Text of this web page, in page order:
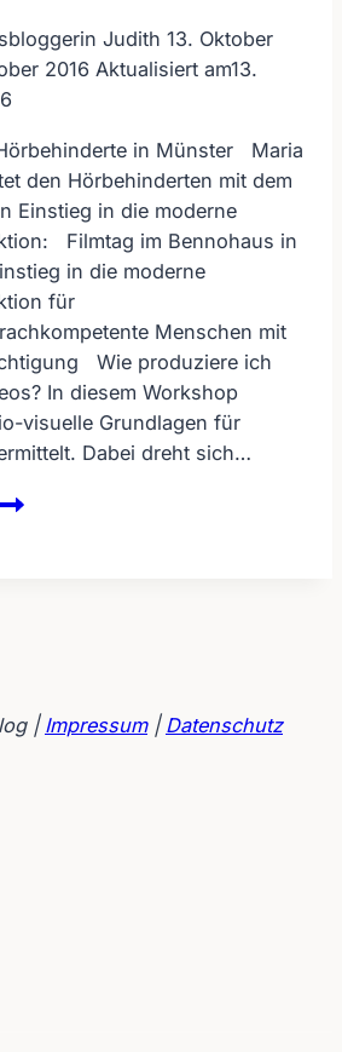
Judith 13. Oktober
2016 Aktualisiert am13.
in Münster Maria
den Hörbehinderten mit dem
Einstieg in die moderne
Filmtag im Bennohaus in
in die moderne
für
Menschen mit
Wie produziere ich
In diesem Workshop
visuelle Grundlagen für
Dabei dreht sich…
| Impressum| Datenschutz